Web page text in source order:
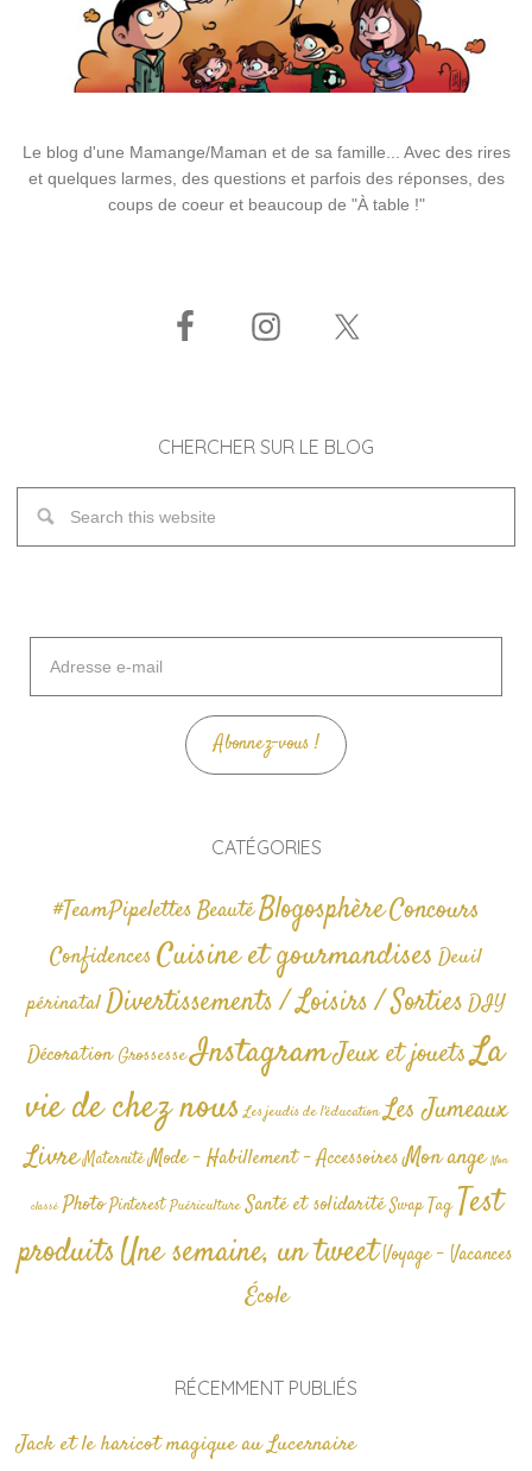
Le blog d'une Mamange/Maman et de sa famille... Avec des rires
et quelques larmes, des questions et parfois des réponses, des
coups de coeur et beaucoup de "À table !"
CHERCHER SUR LE BLOG
mail
Abonnez-vous !
CATÉGORIES
#TeamPipelettesBeautéBlogosphèreConcours
Confidences Cuisine et gourmandises Deuil
périnatalDivertissements / Loisirs / SortiesDIY
Décoration GrossesseInstagramJeux et jouetsLa
vie de chez nous Les jeudis de l'éducation Les Jumeaux
Livre Maternité Mode - Habillement - AccessoiresMon ange Non
classé Photo Pinterest Puériculture Santé et solidarité Swap TagTest
produitsUne semaine, un tweetVoyage - Vacances
École
RÉCEMMENT PUBLIÉS
Jack et le haricot magique au Lucernaire